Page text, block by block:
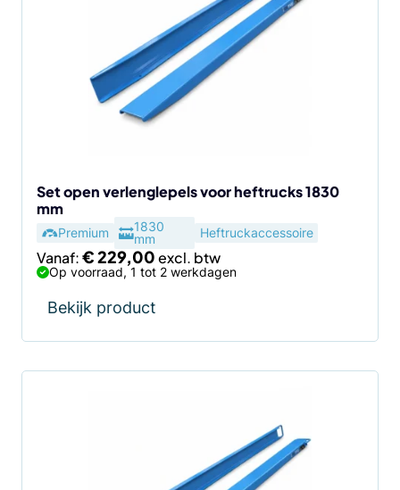
Set open verlenglepels voor heftrucks 1830
mm
Premium
1830
mm
Heftruckaccessoire
Vanaf:€229,00
Op voorraad, 1 tot 2 werkdagen
Bekijk product
de
productpagina